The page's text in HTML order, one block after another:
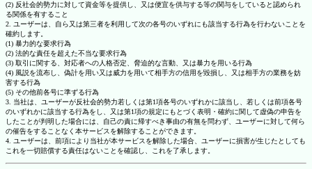
(2) 反社会的勢力に対して資金等を提供し、又は便宜を供与する等の関与をしていると認められ
る関係を有すること
2. ユーザーは、自ら又は第三者を利用して次の各号のいずれにも該当する行為を行わないことを
確約します。
(1) 暴力的な要求行為
(2) 法的な責任を超えた不当な要求行為
(3) 取引に関する、対応者への人格否定、脅迫的な言動、又は暴力を用いる行為
(4) 風説を流布し、偽計を用い又は威力を用いて相手方の信用を毀損し、又は相手方の業務を妨
害する行為
(5) その他前各号に準ずる行為
3. 当社は、ユーザーが反社会的勢力若しくは第1項各号のいずれかに該当し、若しくは前項各号
のいずれかに該当する行為をし、又は第1項の規定にもとづく表明・確約に関して虚偽の申告を
したことが判明した場合には、自己の責に帰すべき事由の有無を問わず、ユーザーに対して何ら
の催告をすることなく本サービスを解除することができます。
4. ユーザーは、前項により当社が本サービスを解除した場合、ユーザーに損害が生じたとしても
これを一切賠償する責任はないことを確認し、これを了承します。